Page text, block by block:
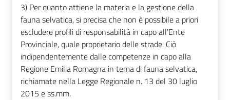
3) Per quanto attiene la materia e la gestione della
fauna selvatica, si precisa che non è possibile a priori
escludere profili di responsabilità in capo all'Ente
Provinciale, quale proprietario delle strade. Ciò
indipendentemente dalle competenze in capo alla
Regione Emilia Romagna in tema di fauna selvatica,
richiamate nella Legge Regionale n. 13 del 30 luglio
2015 e ss.mm.